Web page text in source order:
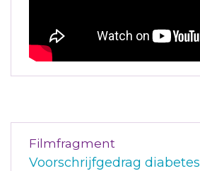
Filmfragment
Voorschrijfgedrag diabetes